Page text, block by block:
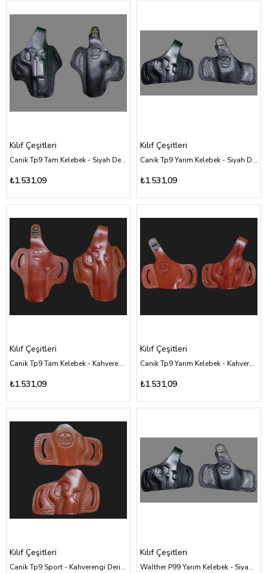
Kılıf Çeşitleri
Canik Tp9 Tam Kelebek - Siyah Deri Kılıf Çeşitleri
₺1.531,09
Kılıf Çeşitleri
Canik Tp9 Yarım Kelebek - Siyah Deri Kılıf Çeşitleri
₺1.531,09
Kılıf Çeşitleri
Canik Tp9 Tam Kelebek - Kahverengi Deri Kılıf Çeşitleri
₺1.531,09
Kılıf Çeşitleri
Canik Tp9 Yarım Kelebek - Kahverengi Deri Kılıf Çeşitleri
₺1.531,09
Kılıf Çeşitleri
Canik Tp9 Sport - Kahverengi Deri Kılıf Çeşitleri
Kılıf Çeşitleri
Walther P99 Yarım Kelebek - Siyah Deri Kılıf Çeşitleri